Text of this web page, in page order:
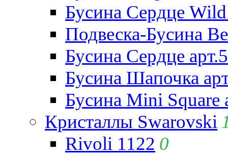
Бусина Сердце
Подвеска-Бусина
Бусина Сердце
Бусина Шапочка
Бусина Mini Square
Кристаллы Swarovski
Rivoli 1122 0